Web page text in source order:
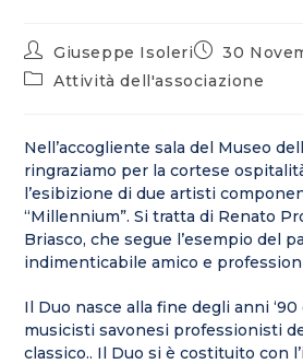
Giuseppe Isoleri
30
Attività dell'associazione
Nell’accogliente sala del Museo
ringraziamo per la cortese
l’esibizione di due artisti
“Millennium”. Si tratta di Renato
Briasco, che segue l’esempio del
indimenticabile amico e
Il Duo nasce alla fine degli anni ‘90
musicisti savonesi professionisti
classico.. Il Duo si è costituito con